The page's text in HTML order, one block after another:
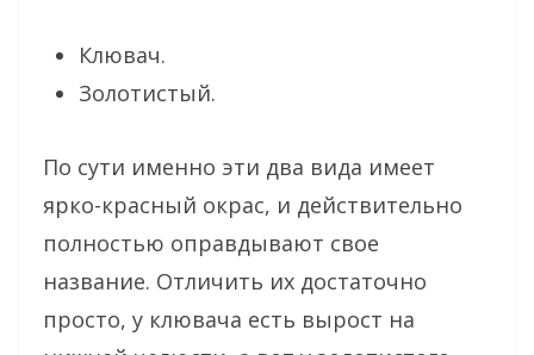
Клювач.
Золотистый.
По сути именно эти два вида имеет
ярко-красный окрас, и действительно
полностью оправдывают свое
название. Отличить их достаточно
просто, у клювача есть вырост на